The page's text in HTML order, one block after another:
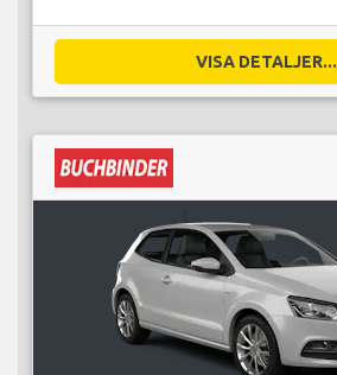
VISA DETALJER...